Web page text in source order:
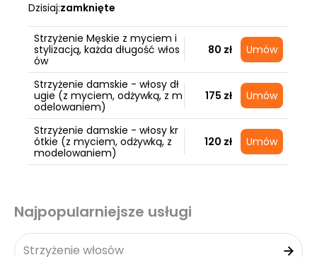
Dzisiaj:zamknięte
Strzyżenie Męskie z myciem i
stylizacją, każda długość włos
ów
80 zł Umów
Strzyżenie damskie - włosy dł
ugie (z myciem, odżywką, z m
odelowaniem)
175 zł Umów
Strzyżenie damskie - włosy kr
ótkie (z myciem, odżywką, z
modelowaniem)
120 zł Umów
Najpopularniejsze usługi
Strzyżenie włosów